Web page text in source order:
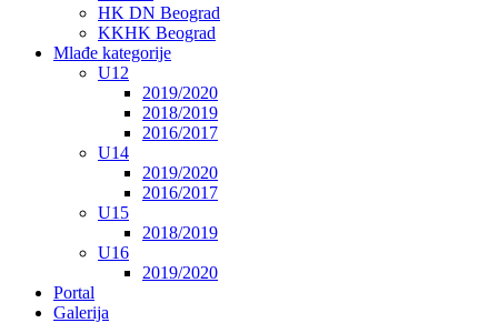
HK DN Beograd
KKHK Beograd
Mlađe kategorije
U12
2019/2020
2018/2019
2016/2017
U14
2019/2020
2016/2017
U15
2018/2019
U16
2019/2020
Portal
Galerija